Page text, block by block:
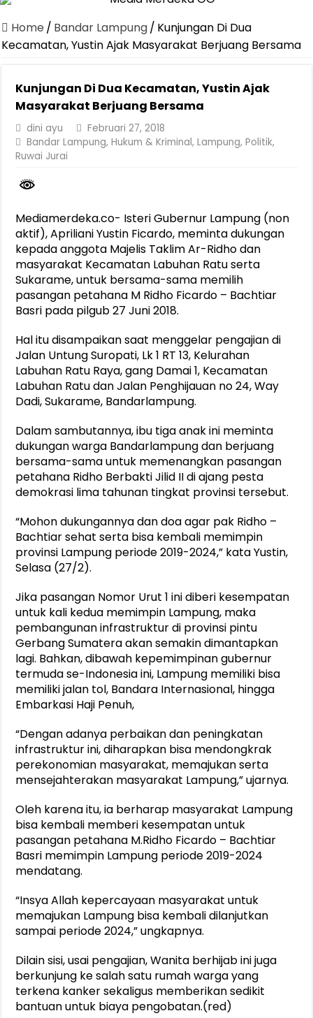
Canangkan Desa TAPIS dan Luncurkan Sekolah Lansia di
Pemprov Lampung Berhasil Kendalikan Inflasi, Jadi Provinsi
Dirut Jasa Raharja Dampingi Wamenhub Tinjau Penanganan
Pastikan Pelayanan Maksimal, Direksi Jasa Raharja Tinjau Korban
Dirut Jasa Raharja Dampingi Wamenhub Tinjau Penanganan
Jasa Raharja Jamin Seluruh Korban Kebakaran KM Mutiara
Gubernur Mirza Ajak IAI Darul Fattah Cetak SDM Adaptif
Home / Bandar Lampung/ Kunjungan Di Dua
Kecamatan, Yustin Ajak Masyarakat Berjuang Bersama
Kunjungan Di Dua Kecamatan, Yustin Ajak
Masyarakat Berjuang Bersama
dini ayu
Februari 27, 2018
Bandar Lampung,Hukum & Kriminal,Lampung,Politik,
Ruwai Jurai
Mediamerdeka.co- Isteri Gubernur Lampung (non
aktif), Apriliani Yustin Ficardo, meminta dukungan
kepada anggota Majelis Taklim Ar-Ridho dan
masyarakat Kecamatan Labuhan Ratu serta
Sukarame, untuk bersama-sama memilih
pasangan petahana M Ridho Ficardo – Bachtiar
Basri pada pilgub 27 Juni 2018.
Hal itu disampaikan saat menggelar pengajian di
Jalan Untung Suropati, Lk 1 RT 13, Kelurahan
Labuhan Ratu Raya, gang Damai 1, Kecamatan
Labuhan Ratu dan Jalan Penghijauan no 24, Way
Dadi, Sukarame, Bandarlampung.
Dalam sambutannya, ibu tiga anak ini meminta
dukungan warga Bandarlampung dan berjuang
bersama-sama untuk memenangkan pasangan
petahana Ridho Berbakti Jilid II di ajang pesta
demokrasi lima tahunan tingkat provinsi tersebut.
“Mohon dukungannya dan doa agar pak Ridho –
Bachtiar sehat serta bisa kembali memimpin
provinsi Lampung periode 2019-2024,” kata Yustin,
Selasa (27/2).
Jika pasangan Nomor Urut 1 ini diberi kesempatan
untuk kali kedua memimpin Lampung, maka
pembangunan infrastruktur di provinsi pintu
Gerbang Sumatera akan semakin dimantapkan
lagi. Bahkan, dibawah kepemimpinan gubernur
termuda se-Indonesia ini, Lampung memiliki bisa
memiliki jalan tol, Bandara Internasional, hingga
Embarkasi Haji Penuh,
“Dengan adanya perbaikan dan peningkatan
infrastruktur ini, diharapkan bisa mendongkrak
perekonomian masyarakat, memajukan serta
mensejahterakan masyarakat Lampung,” ujarnya.
Oleh karena itu, ia berharap masyarakat Lampung
bisa kembali memberi kesempatan untuk
pasangan petahana M.Ridho Ficardo – Bachtiar
Basri memimpin Lampung periode 2019-2024
mendatang.
“Insya Allah kepercayaan masyarakat untuk
memajukan Lampung bisa kembali dilanjutkan
sampai periode 2024,” ungkapnya.
Dilain sisi, usai pengajian, Wanita berhijab ini juga
berkunjung ke salah satu rumah warga yang
terkena kanker sekaligus memberikan sedikit
bantuan untuk biaya pengobatan.(red)